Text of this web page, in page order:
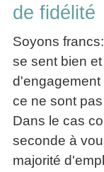
de fidélité
Soyons
se sent bien
d'engagement
ce ne sont
Dans le cas
seconde à
majorité